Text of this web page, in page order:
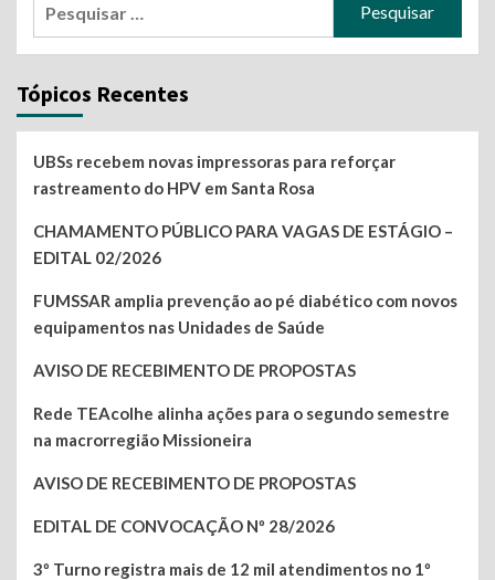
Tópicos Recentes
UBSs recebem novas impressoras para reforçar
rastreamento do HPV em Santa Rosa
CHAMAMENTO PÚBLICO PARA VAGAS DE ESTÁGIO –
EDITAL 02/2026
FUMSSAR amplia prevenção ao pé diabético com novos
equipamentos nas Unidades de Saúde
AVISO DE RECEBIMENTO DE PROPOSTAS
Rede TEAcolhe alinha ações para o segundo semestre
na macrorregião Missioneira
AVISO DE RECEBIMENTO DE PROPOSTAS
EDITAL DE CONVOCAÇÃO Nº 28/2026
3º Turno registra mais de 12 mil atendimentos no 1º